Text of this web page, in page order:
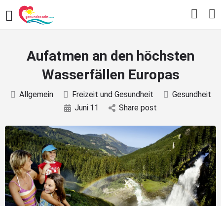
Aufatmen an den höchsten
Wasserfällen Europas
Allgemein Freizeit und Gesundheit
Gesundheit
Juni 11 Share post